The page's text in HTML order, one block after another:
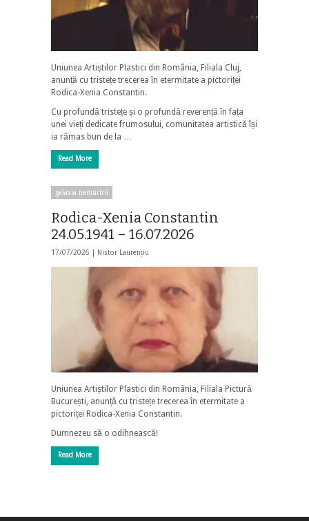
Uniunea Artiștilor Plastici din România, Filiala Cluj,
anunță cu tristețe trecerea în etermitate a pictoriței
Rodica-Xenia Constantin.
Cu profundă tristețe și o profundă reverență în fața
unei vieți dedicate frumosului, comunitatea artistică își
ia rămas bun de la …
Read More
galaxia nemuririi
Rodica-Xenia Constantin
24.05.1941 – 16.07.2026
17/07/2026 | Nistor Laurențiu
Uniunea Artiștilor Plastici din România, Filiala Pictură
București, anunță cu tristețe trecerea în etermitate a
pictoriței Rodica-Xenia Constantin.
Dumnezeu să o odihnească!
Read More